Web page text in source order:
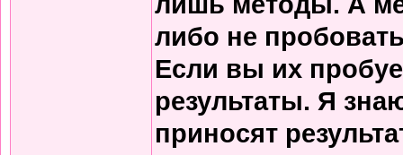
либо не
Если вы их
результаты. Я
приносят